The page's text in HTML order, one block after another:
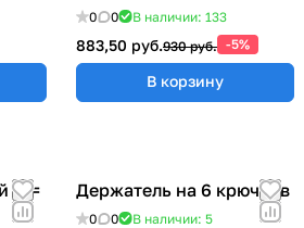
0 0 В наличии: 133
883,50 руб.930 руб. -5%
В корзину
Ø =
Держатель на 6 крючков
0 0 В наличии: 5